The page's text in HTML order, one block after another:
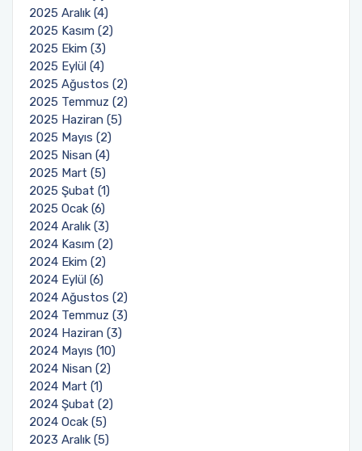
2025 Aralık (4)
2025 Kasım (2)
2025 Ekim (3)
2025 Eylül (4)
2025 Ağustos (2)
2025 Temmuz (2)
2025 Haziran (5)
2025 Mayıs (2)
2025 Nisan (4)
2025 Mart (5)
2025 Şubat (1)
2025 Ocak (6)
2024 Aralık (3)
2024 Kasım (2)
2024 Ekim (2)
2024 Eylül (6)
2024 Ağustos (2)
2024 Temmuz (3)
2024 Haziran (3)
2024 Mayıs (10)
2024 Nisan (2)
2024 Mart (1)
2024 Şubat (2)
2024 Ocak (5)
2023 Aralık (5)